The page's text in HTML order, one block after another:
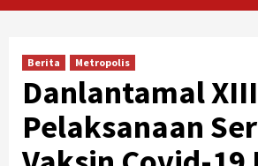
Berita Metropolis
Danlantamal
Pelaksanaan